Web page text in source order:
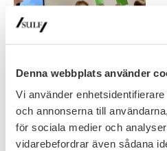
Denna webbplats använder
Vi använder
och annonserna till
för sociala medier och
vidarebefordrar även sådana
NYHETSARKIV